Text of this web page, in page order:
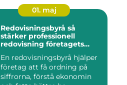
01. maj
Redovisningsbyrå så
stärker professionell
redovisning företagets
En redovisningsbyrå hjälper
företag att få ordning på
siffrorna, förstå ekonomin